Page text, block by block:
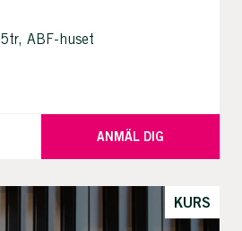
ABF-huset
ANMÄL DIG
KURS